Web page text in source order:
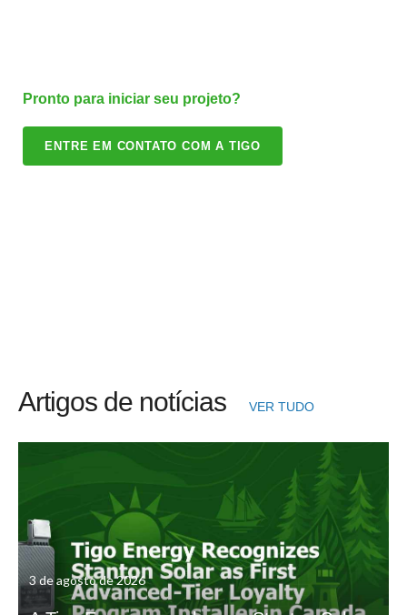
Pronto para iniciar seu projeto?
ENTRE EM CONTATO COM A TIGO
Artigos de notícias VER TUDO
3 de agosto de 2026